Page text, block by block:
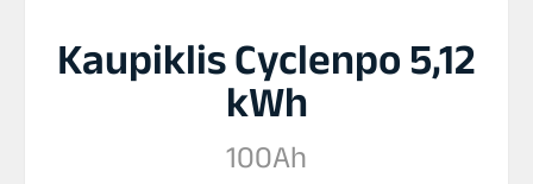
Kaupiklis Cyclenpo 5,12
kWh
100Ah